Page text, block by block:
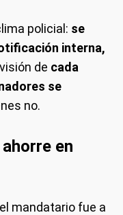
policial: se
interna,
de cada
se
no.
en
mandatario fue a